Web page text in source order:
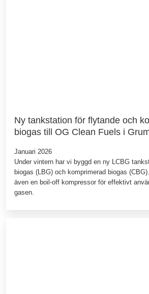
Ny tankstation för flytande och
biogas till OG Clean Fuels i
Januari 2026
Under vintern har vi byggd en ny LCBG
biogas (LBG) och komprimerad biogas
även en boil-off kompressor för effektivt
gasen.